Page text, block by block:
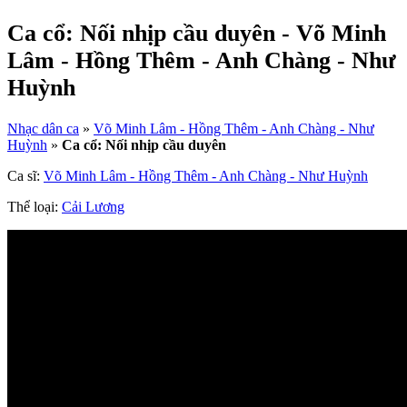
Ca cổ: Nối nhịp cầu duyên - Võ Minh
Lâm - Hồng Thêm - Anh Chàng - Như
Huỳnh
Nhạc dân ca » Võ Minh Lâm - Hồng Thêm - Anh Chàng - Như
Huỳnh » Ca cổ: Nối nhịp cầu duyên
Ca sĩ: Võ Minh Lâm - Hồng Thêm - Anh Chàng - Như Huỳnh
Thể loại: Cải Lương